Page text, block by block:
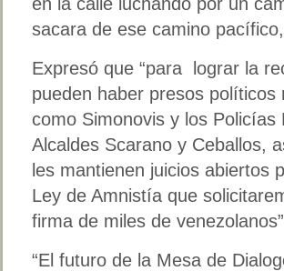
sacara de ese camino
Expresó que “para lograr la
pueden haber presos
como Simonovis y los
Alcaldes Scarano y Ceballos,
les mantienen juicios abiertos
Ley de Amnistía que
firma de miles de
“El futuro de la Mesa de